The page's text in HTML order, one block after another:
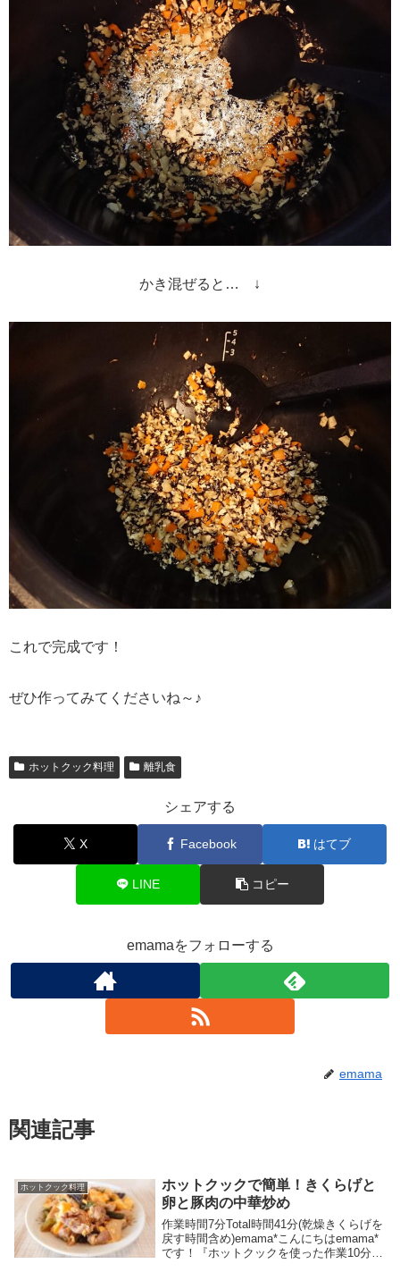
かき混ぜると… ↓
これで完成です！
ぜひ作ってみてくださいね～♪
ホットクック料理 離乳食
シェアする
X Facebook はてブ
LINE コピー
emamaをフォローする
emama
関連記事
ホットクック料理
ホットクックで簡単！きくらげと
卵と豚肉の中華炒め
作業時間7分Total時間41分(乾燥きくらげを
戻す時間含め)emama*こんにちはemama*
です！『ホットクックを使った作業10分以